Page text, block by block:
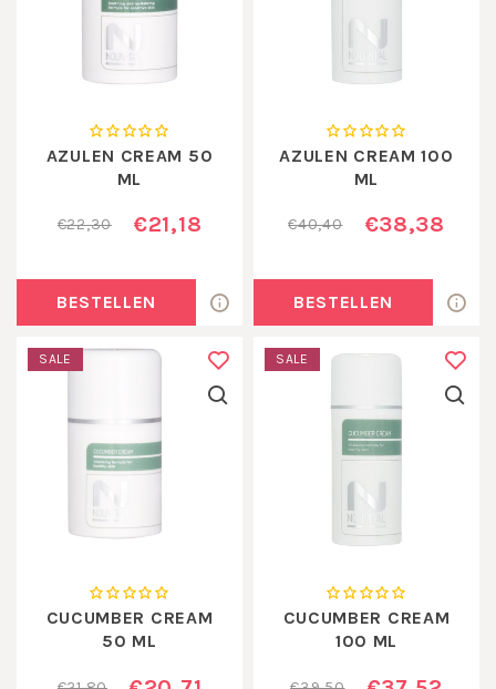
AZULEN CREAM 50
ML
€22,30 €21,18
BESTELLEN
AZULEN CREAM 100
ML
€40,40 €38,38
BESTELLEN
SALE
CUCUMBER CREAM
50 ML
SALE
CUCUMBER CREAM
100 ML